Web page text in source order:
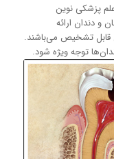
پزشکی نوین
و دندان ارائه
قابل تشخیص می‌باشند.
توجه ویژه شود.